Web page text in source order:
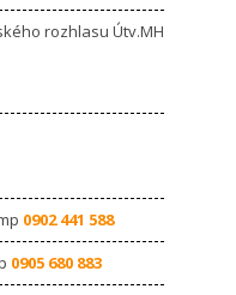
rozhlasu Útv.MH
0902 441 588
0905 680 883